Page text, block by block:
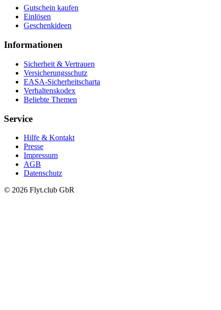
Gutschein kaufen
Einlösen
Geschenkideen
Informationen
Sicherheit & Vertrauen
Versicherungsschutz
EASA-Sicherheitscharta
Verhaltenskodex
Beliebte Themen
Service
Hilfe & Kontakt
Presse
Impressum
AGB
Datenschutz
© 2026 Flyt.club GbR